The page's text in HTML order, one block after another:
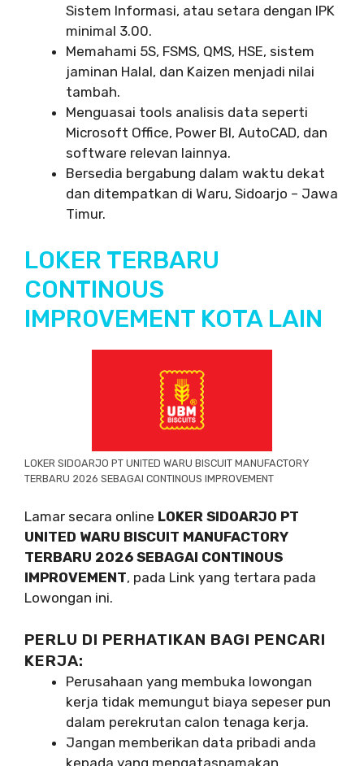
Sistem Informasi, atau setara dengan IPK
minimal 3.00.
Memahami 5S, FSMS, QMS, HSE, sistem
jaminan Halal, dan Kaizen menjadi nilai
tambah.
Menguasai tools analisis data seperti
Microsoft Office, Power BI, AutoCAD, dan
software relevan lainnya.
Bersedia bergabung dalam waktu dekat
dan ditempatkan di Waru, Sidoarjo – Jawa
Timur.
LOKER TERBARU
CONTINOUS
IMPROVEMENT KOTA LAIN
LOKER SIDOARJO PT UNITED WARU BISCUIT MANUFACTORY
TERBARU 2026 SEBAGAI CONTINOUS IMPROVEMENT
Lamar secara online LOKER SIDOARJO PT
UNITED WARU BISCUIT MANUFACTORY
TERBARU 2026 SEBAGAI CONTINOUS
IMPROVEMENT, pada Link yang tertara pada
Lowongan ini.
PERLU DI PERHATIKAN BAGI PENCARI
KERJA:
Perusahaan yang membuka lowongan
kerja tidak memungut biaya sepeser pun
dalam perekrutan calon tenaga kerja.
Jangan memberikan data pribadi anda
kepada yang mengatasnamakan